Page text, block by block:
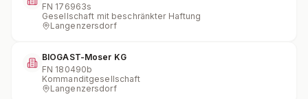
FN 176963s
Gesellschaft mit beschränkter Haftung
Langenzersdorf
BIOGAST-Moser KG
FN 180490b
Kommanditgesellschaft
Langenzersdorf